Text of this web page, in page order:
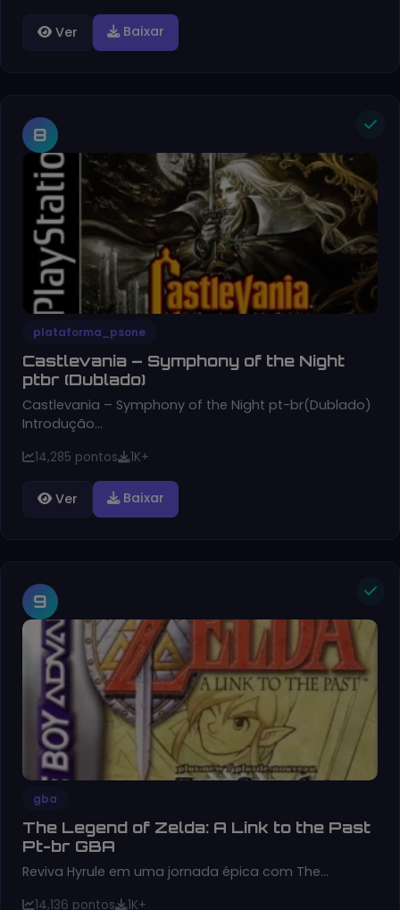
Ver Baixar
8
plataforma_psone
Castlevania – Symphony of the Night
ptbr (Dublado)
Castlevania – Symphony of the Night pt-br(Dublado)
Introdução…
14,285 pontos 1K+
Ver Baixar
9
gba
The Legend of Zelda: A Link to the Past
Pt-br GBA
Reviva Hyrule em uma jornada épica com The…
14,136 pontos 1K+